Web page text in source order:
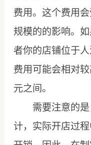
费用。这个费用
规模的的影响。
者你的店铺位于
费用可能会相对
元之间。
需要注意的是
计，实际开店过